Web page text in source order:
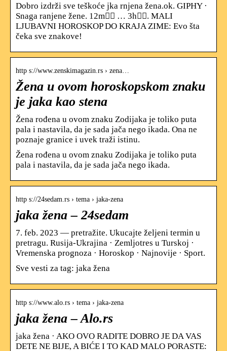
Dobro izdrži sve teškoće jka rnjena žena.ok. GIPHY ·
Snaga ranjene žene. 12m󰞋󰟠 … 3h󰞋󰟠. MALI
LJUBAVNI HOROSKOP DO KRAJA ZIME: Evo šta
čeka sve znakove!
http s://www.zenskimagazin.rs › zena…
Žena u ovom horoskopskom znaku
je jaka kao stena
Žena rođena u ovom znaku Zodijaka je toliko puta
pala i nastavila, da je sada jača nego ikada. Ona ne
poznaje granice i uvek traži istinu.
Žena rođena u ovom znaku Zodijaka je toliko puta
pala i nastavila, da je sada jača nego ikada.
http s://24sedam.rs › tema › jaka-zena
jaka žena – 24sedam
7. feb. 2023 — pretražite. Ukucajte željeni termin u
pretragu. Rusija-Ukrajina · Zemljotres u Turskoj ·
Vremenska prognoza · Horoskop · Najnovije · Sport.
Sve vesti za tag: jaka žena
http s://www.alo.rs › tema › jaka-zena
jaka žena – Alo.rs
jaka žena · AKO OVO RADITE DOBRO JE DA VAS
DETE NE BIJE, A BIĆE I TO KAD MALO PORASTE: